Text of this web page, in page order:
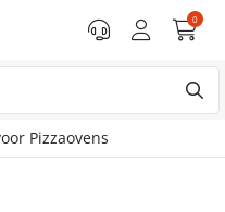
0
Pizzaovens